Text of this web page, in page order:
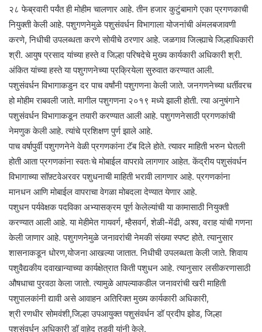
२८ फेब्रवारी पर्यंत ही मोहीम चालणार आहे. तीन हजार कुटुंबामागे एका प्रगणकाची
नियुक्ती केली आहे. पशुगणनेमुळे पशुसंवर्धन विभागाला योजनांची अंमलबजावणी
करणे, निधीची उपलब्धता करणे सोयीचे ठरणार आहे. जळगाव जिल्ह्याचे जिल्हाधिकारी
श्री. आयुष प्रसाद यांच्या हस्ते व जिल्हा परिषदेचे मुख्य कार्यकारी अधिकारी श्री.
अंकित यांच्या हस्ते या पशुगणनेच्या प्रक्रियेला सुरुवात करण्यात आली.
पशुसंवर्धन विभागाकडुन दर पाच वर्षांनी पशुगणना केली जाते. जनगणनेच्या धर्तीवरच
हो मोहीम राबवली जाते. मागील पशुगणना २०१९ मध्ये झाली होती. त्या अनुषंगाने
पशुसंवर्धन विभागाकडून तयारी करण्यात आली आहे. पशुगणनेसाठी प्रगणकांची
नेमणुक केली आहे. त्यांचे प्रशिक्षण पुर्ण झाले आहे.
पाच वर्षापुर्वी पशुगणनेने वेळी प्रगणकांना टॅब दिले होते. त्यावर माहिती भरुन घेतली
होती आता प्रगणकांना स्वतःचे मोबाईल वापरावे लागणार आहेत. केंद्रीय पशुसंवर्धन
विभागाच्या सॉफ़्टवेअरवर पशुधनाची माहिती भरावी लागणार आहे. प्रगणकांना
मानधन आणि मोबाईल वापराचा वेगळा मोबदला देण्यात येणार आहे.
पशुधन पर्यवेक्षक पदविका अभ्यासक्रम पूर्ण केलेल्यांची या कामासाठी नियुक्ती
करण्यात आली आहे. या मेहीमेत गायवर्ग, म्हैसवर्ग, शेळी-मेंढी, अश्व, वराह यांची गणना
केली जाणार आहे. पशुगणनेमुळे जनावरांची नेमकी संख्या स्पष्ट होते. त्यानुसार
शासनाकडून धोरण,योजना आखल्या जातात. निधीची उपलब्धता केली जाते. शिवाय
पशुवैद्यकीय दवाखान्याच्या कार्यक्षेत्रात किती पशुधन आहे. त्यानुसार लसीकरणासाठी
औषधाचा पुरवठा केला जातो. त्यामुळे आपल्याकडील जनावरांची खरी माहिती
पशुपालकांनी द्यावी असे आवाहन अतिरिक्त मुख्य कार्यकारी अधिकारी,
श्री रणधीर सोमवंशी,जिल्हा उपआयुक्त पशुसंवर्धन डॉ प्रदीप झोड, जिल्हा
पशुसंवर्धन अधिकारी डॉ वाहेद तडवी यांनी केले.